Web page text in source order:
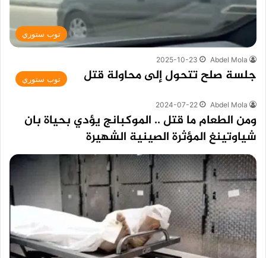
توب ستوري
Abdel Mola
2025-10-23
جلسة صلح تتحول إلى محاولة قتل توب ستوري
Abdel Mola
2024-07-22
ومن الطعام ما قتل .. الموكبانج يؤدي بحياة بان
شياوتينغ المؤثرة الصينية الشهيرة